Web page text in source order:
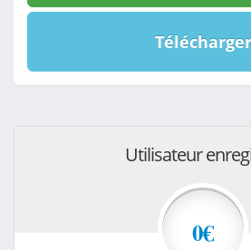
Télécharger
Utilisateur
0€